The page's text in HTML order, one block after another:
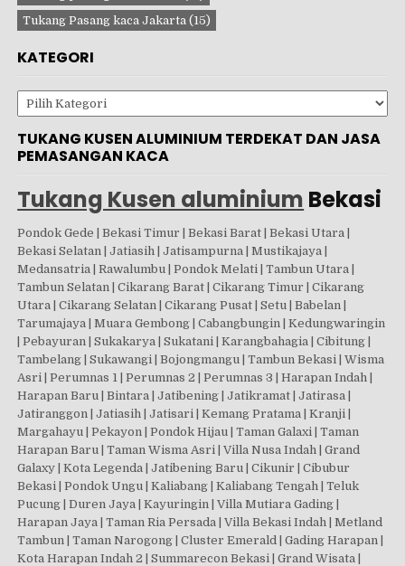
Tukang Pasang kaca Jakarta (15)
KATEGORI
Kategori
TUKANG KUSEN ALUMINIUM TERDEKAT DAN JASA
PEMASANGAN KACA
Tukang Kusen aluminium Bekasi
Pondok Gede | Bekasi Timur | Bekasi Barat | Bekasi Utara |
Bekasi Selatan | Jatiasih | Jatisampurna | Mustikajaya |
Medansatria | Rawalumbu | Pondok Melati | Tambun Utara |
Tambun Selatan | Cikarang Barat | Cikarang Timur | Cikarang
Utara | Cikarang Selatan | Cikarang Pusat | Setu | Babelan |
Tarumajaya | Muara Gembong | Cabangbungin | Kedungwaringin
| Pebayuran | Sukakarya | Sukatani | Karangbahagia | Cibitung |
Tambelang | Sukawangi | Bojongmangu | Tambun Bekasi | Wisma
Asri | Perumnas 1 | Perumnas 2 | Perumnas 3 | Harapan Indah |
Harapan Baru | Bintara | Jatibening | Jatikramat | Jatirasa |
Jatiranggon | Jatiasih | Jatisari | Kemang Pratama | Kranji |
Margahayu | Pekayon | Pondok Hijau | Taman Galaxi | Taman
Harapan Baru | Taman Wisma Asri | Villa Nusa Indah | Grand
Galaxy | Kota Legenda | Jatibening Baru | Cikunir | Cibubur
Bekasi | Pondok Ungu | Kaliabang | Kaliabang Tengah | Teluk
Pucung | Duren Jaya | Kayuringin | Villa Mutiara Gading |
Harapan Jaya | Taman Ria Persada | Villa Bekasi Indah | Metland
Tambun | Taman Narogong | Cluster Emerald | Gading Harapan |
Kota Harapan Indah 2 | Summarecon Bekasi | Grand Wisata |